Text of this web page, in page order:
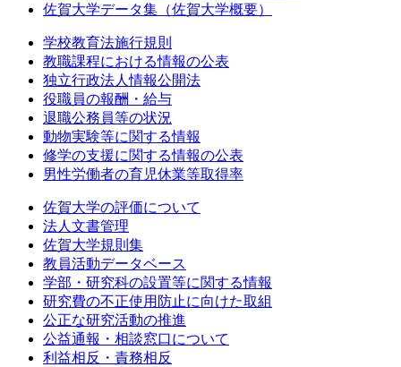
佐賀大学データ集（佐賀大学概要）
学校教育法施行規則
教職課程における情報の公表
独立行政法人情報公開法
役職員の報酬・給与
退職公務員等の状況
動物実験等に関する情報
修学の支援に関する情報の公表
男性労働者の育児休業等取得率
佐賀大学の評価について
法人文書管理
佐賀大学規則集
教員活動データベース
学部・研究科の設置等に関する情報
研究費の不正使用防止に向けた取組
公正な研究活動の推進
公益通報・相談窓口について
利益相反・責務相反